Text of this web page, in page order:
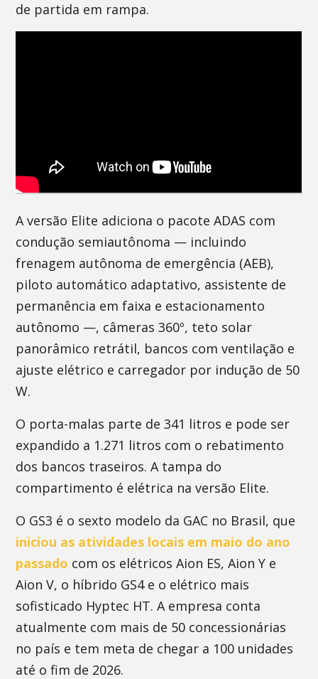
de partida em rampa.
A versão Elite adiciona o pacote ADAS com
condução semiautônoma — incluindo
frenagem autônoma de emergência (AEB),
piloto automático adaptativo, assistente de
permanência em faixa e estacionamento
autônomo —, câmeras 360º, teto solar
panorâmico retrátil, bancos com ventilação e
ajuste elétrico e carregador por indução de 50
W.
O porta-malas parte de 341 litros e pode ser
expandido a 1.271 litros com o rebatimento
dos bancos traseiros. A tampa do
compartimento é elétrica na versão Elite.
O GS3 é o sexto modelo da GAC no Brasil, que
iniciou as atividades locais em maio do ano
passado com os elétricos Aion ES, Aion Y e
Aion V, o híbrido GS4 e o elétrico mais
sofisticado Hyptec HT. A empresa conta
atualmente com mais de 50 concessionárias
no país e tem meta de chegar a 100 unidades
até o fim de 2026.